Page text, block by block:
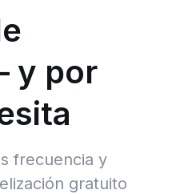
y por
frecuencia y
gratuito